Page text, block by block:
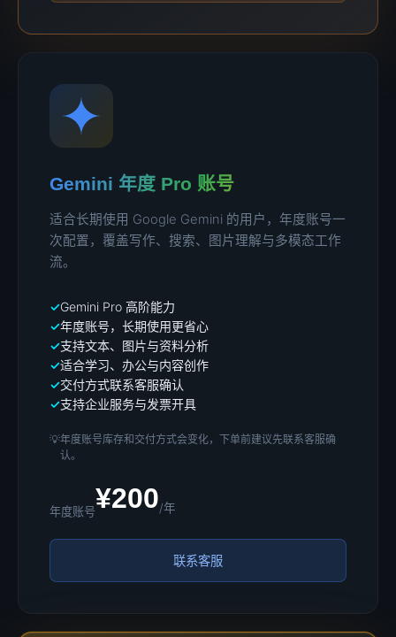
Gemini 年度 Pro 账号
适合长期使用 Google Gemini 的用户，年度账号一
次配置，覆盖写作、搜索、图片理解与多模态工作
流。
Gemini Pro 高阶能力
年度账号，长期使用更省心
支持文本、图片与资料分析
适合学习、办公与内容创作
交付方式联系客服确认
支持企业服务与发票开具
💡年度账号库存和交付方式会变化，下单前建议先联系客服确
认。
年度账号¥200/年
联系客服